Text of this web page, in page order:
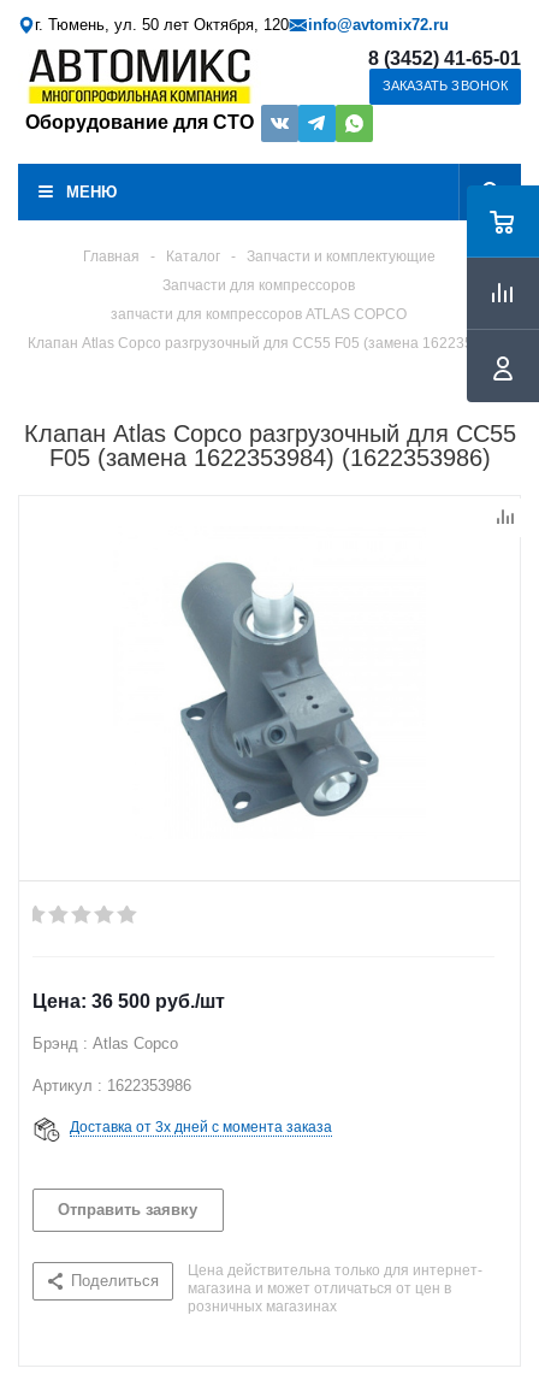
г. Тюмень, ул. 50 лет Октября, 120 info@avtomix72.ru
Оборудование для СТО
8 (3452) 41-65-01
ЗАКАЗАТЬ ЗВОНОК
МЕНЮ
Главная - Каталог -
Запчасти и комплектующие
Запчасти для компрессоров
запчасти для компрессоров ATLAS COPCO
Клапан Atlas Copco разгрузочный для СС55 F05 (замена 1622353984)
Клапан Atlas Copco разгрузочный для СС55
F05 (замена 1622353984) (1622353986)
36 500 руб./шт
Брэнд : Atlas Copco
Артикул : 1622353986
Доставка от 3х дней с момента заказа
Отправить заявку
Поделиться
Цена действительна только для интернет-
магазина и может отличаться от цен в
розничных магазинах